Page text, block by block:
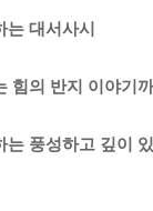
대서사시
힘의 반지 이야기
는 풍성하고 깊이